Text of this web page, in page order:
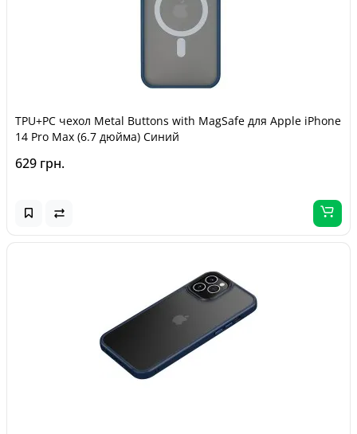
TPU+PC чехол Metal Buttons with MagSafe для Apple iPhone
14 Pro Max (6.7 дюйма) Синий
629 грн.